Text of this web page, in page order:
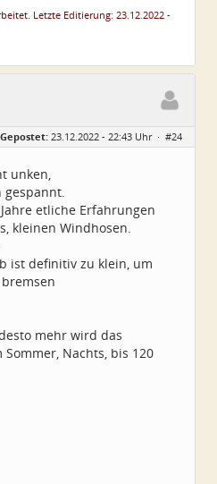
Letzte Editierung: 23.12.2022 -
Gepostet: 23.12.2022 - 22:43 Uhr · #24
unken,
gespannt.
etliche Erfahrungen
kleinen Windhosen.
ist definitiv zu klein, um
mehr wird das
Nachts, bis 120